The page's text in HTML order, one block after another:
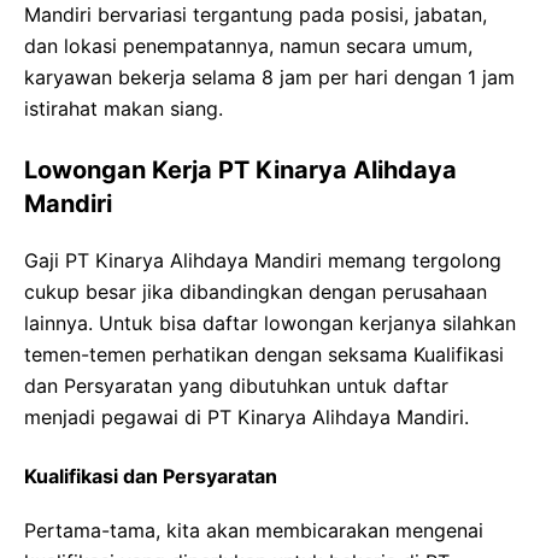
Mandiri bervariasi tergantung pada posisi, jabatan,
dan lokasi penempatannya, namun secara umum,
karyawan bekerja selama 8 jam per hari dengan 1 jam
istirahat makan siang.
Lowongan Kerja PT Kinarya Alihdaya
Mandiri
Gaji PT Kinarya Alihdaya Mandiri memang tergolong
cukup besar jika dibandingkan dengan perusahaan
lainnya. Untuk bisa daftar lowongan kerjanya silahkan
temen-temen perhatikan dengan seksama Kualifikasi
dan Persyaratan yang dibutuhkan untuk daftar
menjadi pegawai di PT Kinarya Alihdaya Mandiri.
Kualifikasi dan Persyaratan
Pertama-tama, kita akan membicarakan mengenai